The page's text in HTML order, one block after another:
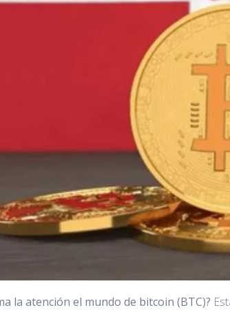
la atención el mundo de bitcoin (BTC)?